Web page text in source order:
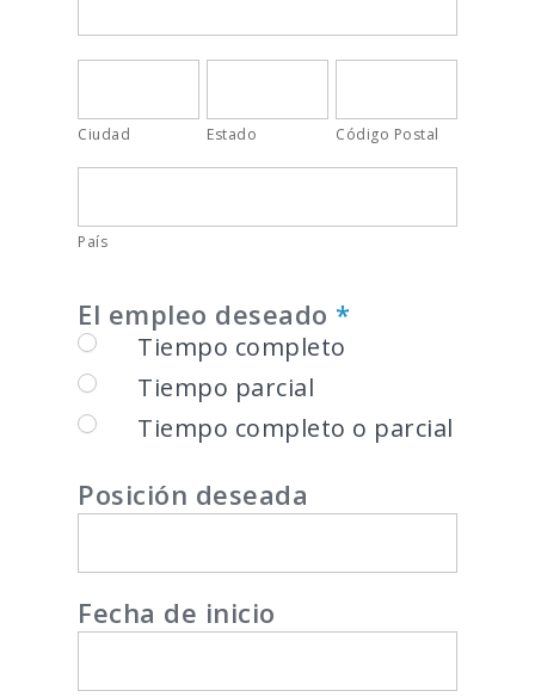
Ciudad Estado Código Postal
País
El empleo deseado *
Tiempo completo
Tiempo parcial
Tiempo completo o parcial
Posición deseada
Fecha de inicio